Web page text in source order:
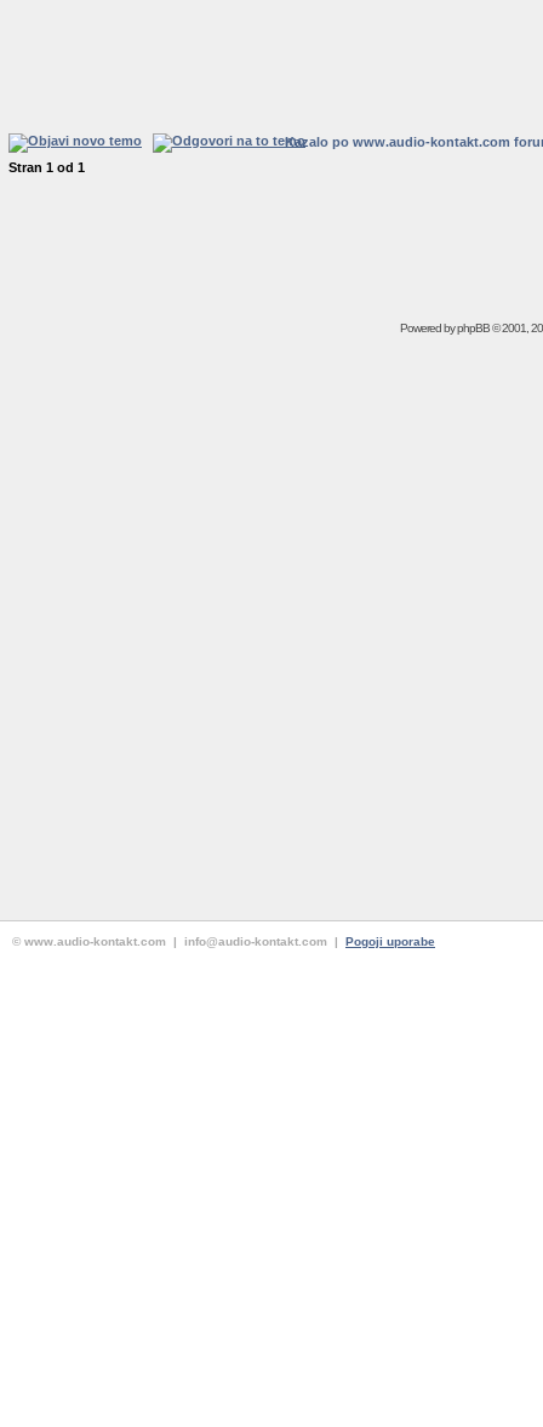
Kazalo po www.audio-kontakt.com
Stran 1 od 1
Powered byphpBB© 2001,
© www.audio-kontakt.com | info@audio-kontakt.com | Pogoji uporabe